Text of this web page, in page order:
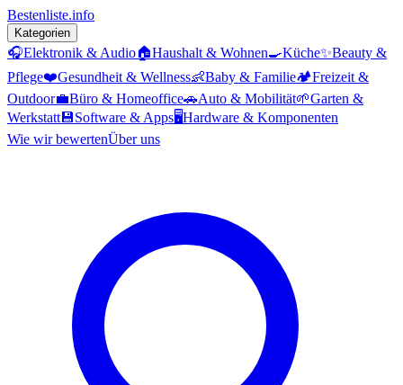
Bestenliste.info
Kategorien
🎧Elektronik & Audio🏠Haushalt & Wohnen🍳Küche✨Beauty &
Pflege❤️Gesundheit & Wellness👶Baby & Familie🏕️Freizeit &
Outdoor💼Büro & Homeoffice🚗Auto & Mobilität🌱Garten &
Werkstatt 💾Software & Apps🖥️Hardware & Komponenten
Wie wir bewertenÜber uns